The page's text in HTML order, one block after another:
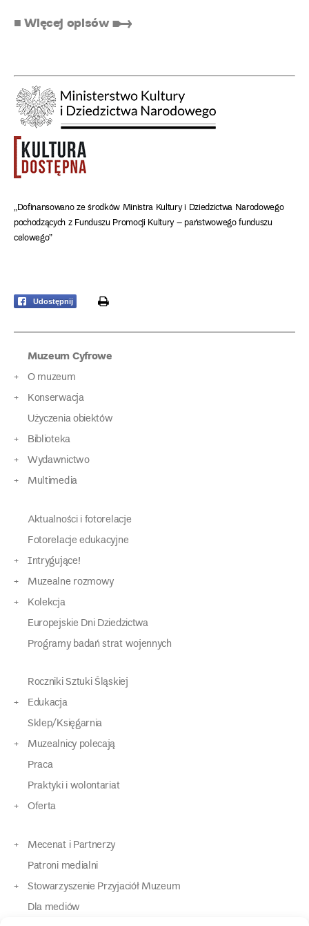
■ Więcej opisów ➸
„Dofinansowano ze środków Ministra Kultury i Dziedzictwa Narodowego
pochodzących z Funduszu Promocji Kultury – państwowego funduszu
celowego”
Udostępnij print
Muzeum Cyfrowe
O muzeum
Konserwacja
Użyczenia obiektów
Biblioteka
Wydawnictwo
Multimedia
Aktualności i fotorelacje
Fotorelacje edukacyjne
Intrygujące!
Muzealne rozmowy
Kolekcja
Europejskie Dni Dziedzictwa
Programy badań strat wojennych
Roczniki Sztuki Śląskiej
Edukacja
Sklep/Księgarnia
Muzealnicy polecają
Praca
Praktyki i wolontariat
Oferta
Mecenat i Partnerzy
Patroni medialni
Stowarzyszenie Przyjaciół Muzeum
Dla mediów